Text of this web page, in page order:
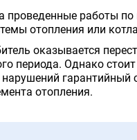
работы по
отопления или
оказывается
периода. Однако
отопления.